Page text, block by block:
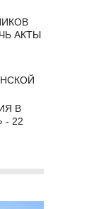
АКТЫ
В
- 22